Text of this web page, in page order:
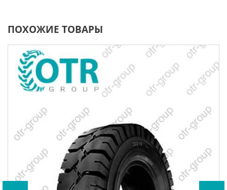
ПОХОЖИЕ ТОВАРЫ